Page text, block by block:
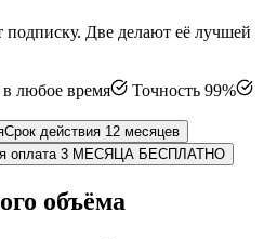
подписку. Две делают её лучшей
любое время
Точность 99%
Срок действия 12 месяцев
оплата 3 МЕСЯЦА БЕСПЛАТНО
объёма